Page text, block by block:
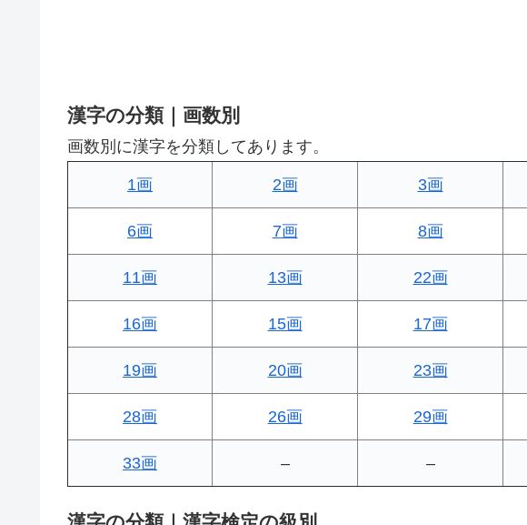
漢字の分類｜画数別
画数別に漢字を分類してあります。
1画 2画 3画
6画 7画 8画
11画 13画 22画
16画 15画 17画
19画 20画 23画
28画 26画 29画
33画 – –